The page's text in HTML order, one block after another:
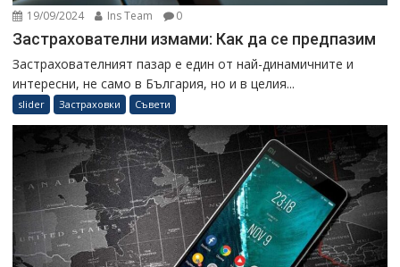
19/09/2024 Ins Team 0
Застрахователни измами: Как да се предпазим
Застрахователният пазар е един от най-динамичните и
интересни, не само в България, но и в целия...
slider Застраховки Съвети